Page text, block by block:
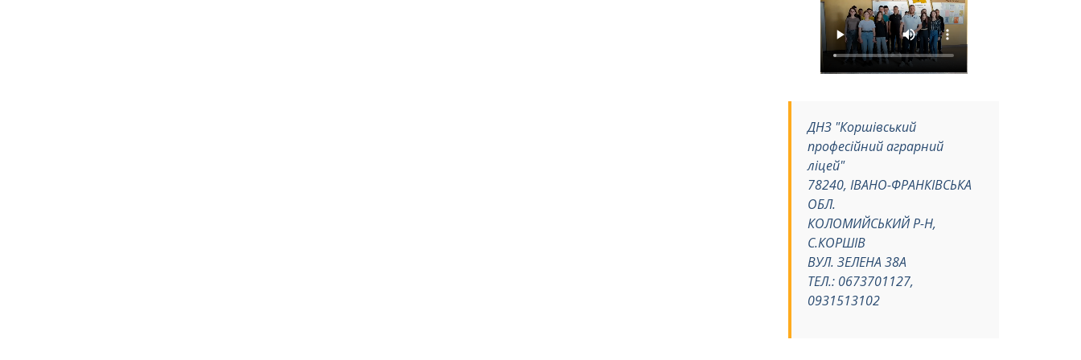
ДНЗ "Коршівський
професійний аграрний
ліцей"
78240, ІВАНО-ФРАНКІВСЬКА
ОБЛ.
КОЛОМИЙСЬКИЙ Р-Н,
С.КОРШІВ
ВУЛ. ЗЕЛЕНА 38А
ТЕЛ.: 0673701127,
0931513102